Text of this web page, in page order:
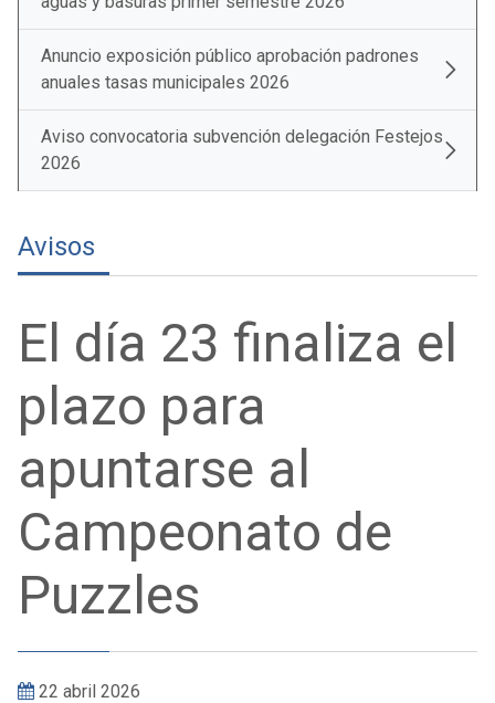
Anuncio exposición público aprobación padrones
anuales tasas municipales 2026
Aviso convocatoria subvención delegación Festejos
2026
Avisos
El día 23 finaliza el
plazo para
apuntarse al
Campeonato de
Puzzles
22 abril 2026